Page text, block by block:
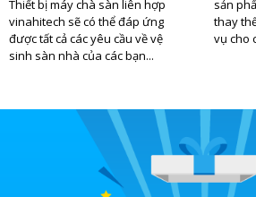
Thiết bị máy chà sàn liên hợp
vinahitech sẽ có thể đáp ứng
được tất cả các yêu cầu về vệ
sinh sàn nhà của các bạn...
sản
thay
vụ cho